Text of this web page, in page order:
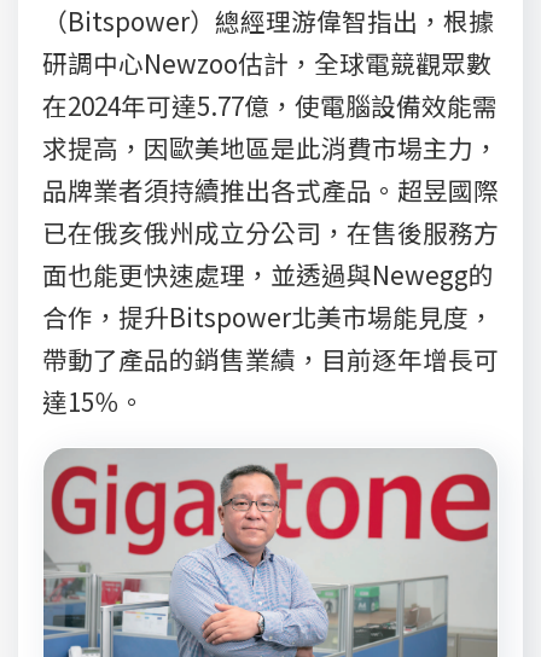
（Bitspower）總經理游偉智指出，根據
研調中心Newzoo估計，全球電競觀眾數
在2024年可達5.77億，使電腦設備效能需
求提高，因歐美地區是此消費市場主力，
品牌業者須持續推出各式產品。超昱國際
已在俄亥俄州成立分公司，在售後服務方
面也能更快速處理，並透過與Newegg的
合作，提升Bitspower北美市場能見度，
帶動了產品的銷售業績，目前逐年增長可
達15％。